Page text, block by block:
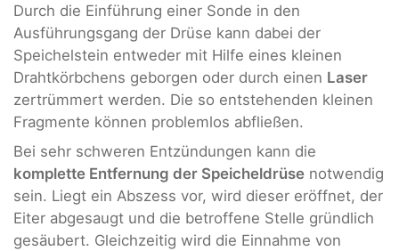
Durch die Einführung einer Sonde in den
Ausführungsgang der Drüse kann dabei der
Speichelstein entweder mit Hilfe eines kleinen
Drahtkörbchens geborgen oder durch einen Laser
zertrümmert werden. Die so entstehenden kleinen
Fragmente können problemlos abfließen.
Bei sehr schweren Entzündungen kann die
komplette Entfernung der Speicheldrüse notwendig
sein. Liegt ein Abszess vor, wird dieser eröffnet, der
Eiter abgesaugt und die betroffene Stelle gründlich
gesäubert. Gleichzeitig wird die Einnahme von